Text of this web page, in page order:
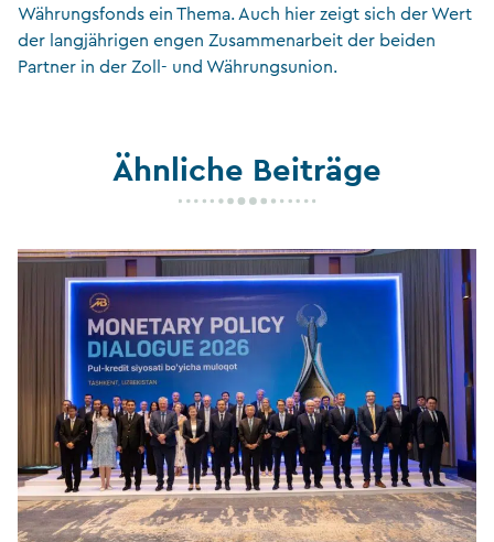
Währungsfonds ein Thema. Auch hier zeigt sich der Wert
der langjährigen engen Zusammenarbeit der beiden
Partner in der Zoll- und Währungsunion.
Ähnliche Beiträge